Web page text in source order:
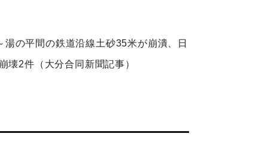
平間の鉄道沿線土砂35米が崩潰、日
壊2件（大分合同新聞記事）